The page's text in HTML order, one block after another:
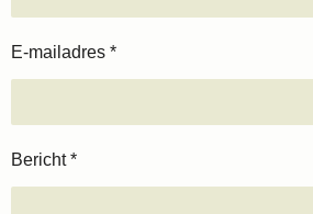
E-mailadres *
Bericht *